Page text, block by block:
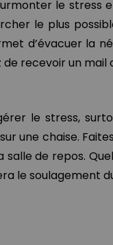
le stress
le plus
d’évacuer la
de recevoir un mail
le stress,
une chaise.
de repos.
le soulagement